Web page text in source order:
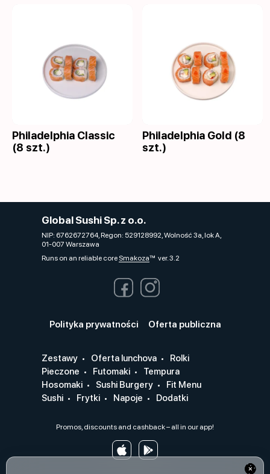
Philadelphia Classic
(8 szt.)
Philadelphia Gold (8
szt.)
Global Sushi Sp. z o.o.
NIP: 6762672764, Regon: 529128992, Wolność 3a, lok A,
01-007 Warszawa
Runs on an reliable core Smakozaver. 3.2
Polityka prywatności Oferta publiczna
Zestawy Oferta lunchova
Rolki
Pieczone
Futomaki
Tempura
Hosomaki
Sushi Burgery
Fit Menu
Sushi
Frytki Napoje Dodatki
Promos, discounts and cashback – all in our app!